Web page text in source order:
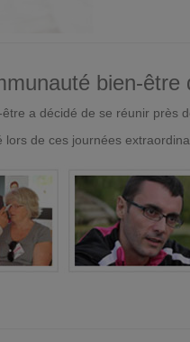
bien-être
a décidé de se réunir près
de ces journées